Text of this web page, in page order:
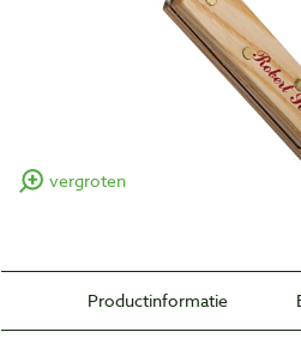
vergroten
Productinformatie